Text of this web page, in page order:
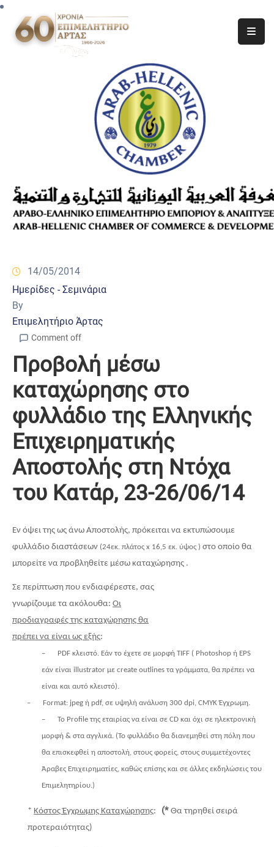
14/05/2014
Ημερίδες - Σεμινάρια
By
Επιμελητήριο Άρτας
Comment off
Προβολή μέσω
καταχώρησης στο
φυλλάδιο της Ελληνικής
Επιχειρηματικής
Αποστολής στη Ντόχα
του Κατάρ, 23-26/06/14
Εν όψει της ως άνω Αποστολής, πρόκειται να εκτυπώσουμε
φυλλάδιο διαστάσεων (24εκ. πλάτος x 16,5 εκ. ύψος ) στο οποίο θα
μπορείτε να προβληθείτε μέσω καταχώρησης .
Σε περίπτωση που ενδιαφέρεστε, σας
γνωρίζουμε τα ακόλουθα: Οι
προδιαγραφές της καταχώρησης θα
πρέπει να είναι ως εξής:
– PDFκλειστό. Εάν το έχετε σε μορφήTIFF( PhotoshopήEPS
εάν είναιillustratorμεcreate outlinesτα γράμματα, θα πρέπει να
είναι και αυτό κλειστό).
– Format: jpeg ή pdf, σε υψηλή ανάλυση 300 dpi, CMYKΈγχρωμη.
– ΤοProfileτης εταιρίας να είναι σεCDκαι όχι σε ηλεκτρονική
μορφή & στα αγγλικά. (Το φυλλάδιο θα διανεμηθεί στη πόλη που
θα επισκεφθεί η αποστολή, στους φορείς, στους συμμετέχοντες
Άραβες Επιχειρηματίες, καθώς επίσης και σε άλλες εκδηλώσεις του
Επιμελητηρίου.)
* Κόστος Έγχρωμης Καταχώρησης: (*Θα τηρηθεί σειρά
προτεραιότητας)